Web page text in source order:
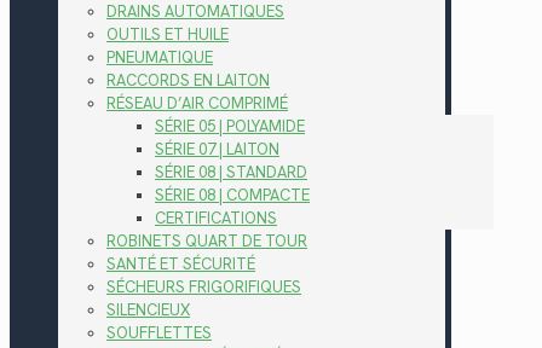
DRAINS AUTOMATIQUES
OUTILS ET HUILE
PNEUMATIQUE
RACCORDS EN LAITON
RÉSEAU D’AIR COMPRIMÉ
SÉRIE 05 | POLYAMIDE
SÉRIE 07 | LAITON
SÉRIE 08 | STANDARD
SÉRIE 08 | COMPACTE
CERTIFICATIONS
ROBINETS QUART DE TOUR
SANTÉ ET SÉCURITÉ
SÉCHEURS FRIGORIFIQUES
SILENCIEUX
SOUFFLETTES